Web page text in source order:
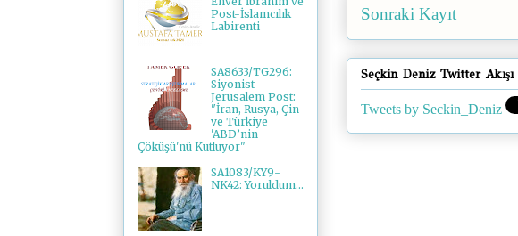
Sonraki Kayıt
Seçkin Deniz Twitter Akışı
Tweets by Seckin_Deniz
Post-İslamcılık
Labirenti
SA8633/TG296:
Siyonist
Jerusalem Post:
"İran, Rusya, Çin
ve Türkiye
'ABD’nin
Çöküşü'nü Kutluyor"
SA1083/KY9-
NK42: Yoruldum...